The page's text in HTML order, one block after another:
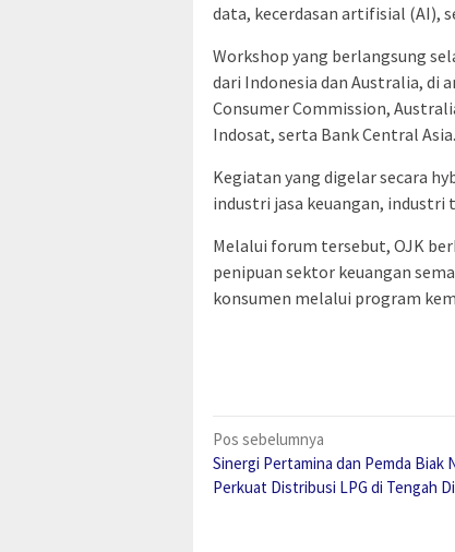
data, kecerdasan artifisial (AI),
Workshop yang berlangsung
dari Indonesia dan Australia, di
Consumer Commission,
Indosat, serta Bank Central Asia.
Kegiatan yang digelar secara
industri jasa keuangan, industri
Melalui forum tersebut, OJK
penipuan sektor keuangan
konsumen melalui program
Navigasi
pos
Pos sebelumnya
Sinergi Pertamina dan Pemda Biak
Perkuat Distribusi LPG di Tengah